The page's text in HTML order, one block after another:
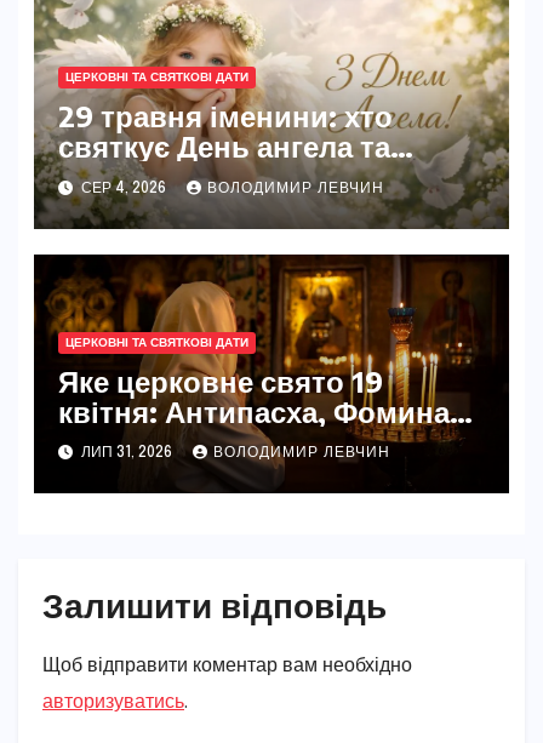
ЦЕРКОВНІ ТА СВЯТКОВІ ДАТИ
29 травня іменини: хто
святкує День ангела та
традиції свята
СЕР 4, 2026 ВОЛОДИМИР ЛЕВЧИН
ЦЕРКОВНІ ТА СВЯТКОВІ ДАТИ
Яке церковне свято 19
квітня: Антипасха, Фомина
неділя та пам’ять Іоанна
Ветхопечерника
ЛИП 31, 2026 ВОЛОДИМИР ЛЕВЧИН
Залишити відповідь
Щоб відправити коментар вам необхідно
авторизуватись.